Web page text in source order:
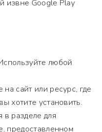
извне Google Play
любой
на сайт или ресурс, где
хотите установить.
в разделе для
предоставленном